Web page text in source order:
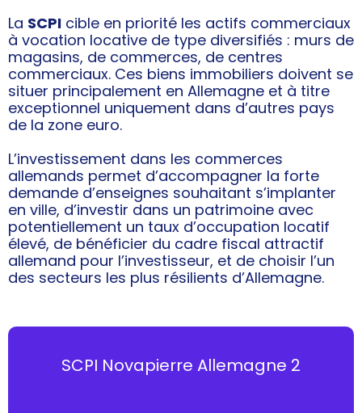
La SCPI cible en priorité les actifs commerciaux
à vocation locative de type diversifiés : murs de
magasins, de commerces, de centres
commerciaux. Ces biens immobiliers doivent se
situer principalement en Allemagne et à titre
exceptionnel uniquement dans d’autres pays
de la zone euro.
L’investissement dans les commerces
allemands permet d’accompagner la forte
demande d’enseignes souhaitant s’implanter
en ville, d’investir dans un patrimoine avec
potentiellement un taux d’occupation locatif
élevé, de bénéficier du cadre fiscal attractif
allemand pour l’investisseur, et de choisir l’un
des secteurs les plus résilients d’Allemagne.
SCPI Novapierre Allemagne 2